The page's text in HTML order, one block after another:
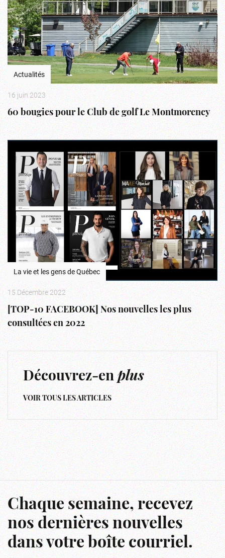
Actualités
16 juin 2023
60 bougies pour le Club de golf Le Montmorency
La vie et les gens de Québec
15 Décembre 2022
[TOP-10 FACEBOOK] Nos nouvelles les plus
consultées en 2022
Découvrez-enplus
VOIR TOUS LES ARTICLES
Chaque semaine, recevez
nos dernières nouvelles
dans votre boîte courriel.